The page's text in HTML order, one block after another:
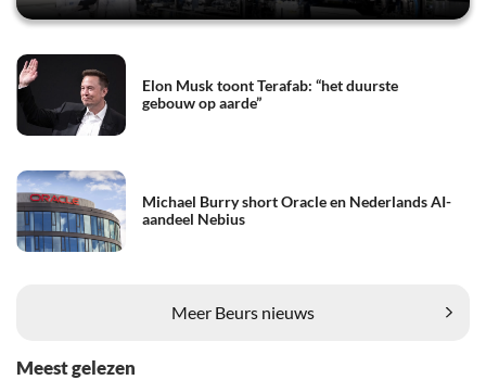
Elon Musk toont Terafab: “het duurste
gebouw op aarde”
Michael Burry short Oracle en Nederlands AI-
aandeel Nebius
Meer Beurs nieuws
Meest gelezen